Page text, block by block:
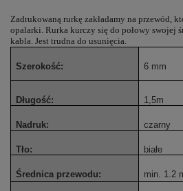
Zadrukowaną rurkę zakładamy na przewód,
opalarki. Rurka kurczy się do połowy swojej
kabla. Jest trudna do usunięcia.
Szerokość: 6 mm
Długość: 1,5m
Nadruk: czarny
Tło: białe
Średnica przewodu: min. 1.2